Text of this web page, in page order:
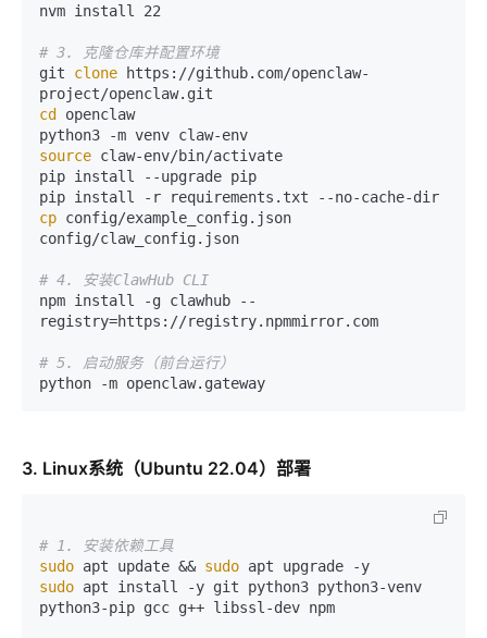
nvm install 22
# 3. 克隆仓库并配置环境
git clone https://github.com/openclaw-
cd openclaw
source claw-env/bin/activate
pip install --upgrade pip
cp config/example_config.json
config/claw_config.json
# 4. 安装ClawHub CLI
npm install -g clawhub --
registry=https://registry.npmmirror.com
# 5. 启动服务（前台运行）
3. Linux系统（Ubuntu 22.04）部署
# 1. 安装依赖工具
sudo apt update && sudo
sudo apt install -y git python3 python3-venv
python3-pip gcc g++ libssl-dev npm